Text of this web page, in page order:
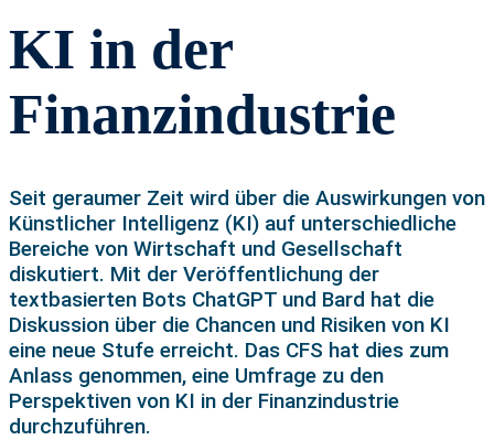
KI in der
Finanzindustrie
Seit geraumer Zeit wird über die Auswirkungen von
Künstlicher Intelligenz (KI) auf unterschiedliche
Bereiche von Wirtschaft und Gesellschaft
diskutiert. Mit der Veröffentlichung der
textbasierten Bots ChatGPT und Bard hat die
Diskussion über die Chancen und Risiken von KI
eine neue Stufe erreicht. Das CFS hat dies zum
Anlass genommen, eine Umfrage zu den
Perspektiven von KI in der Finanzindustrie
durchzuführen.